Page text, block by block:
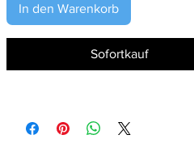
In den Warenkorb
Sofortkauf